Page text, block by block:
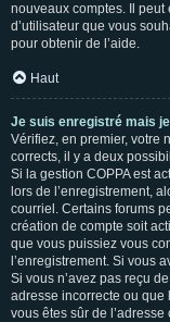
nouveaux comptes. Il
d’utilisateur que vous
pour obtenir de l’aide.
Haut
Je suis enregistré mais
Vérifiez, en premier, votre
corrects, il y a deux
Si la gestion COPPA est
lors de l’enregistrement,
courriel. Certains forums
création de compte soit
que vous puissiez vous
l’enregistrement. Si vous
Si vous n’avez pas reçu
adresse incorrecte ou que
vous êtes sûr de